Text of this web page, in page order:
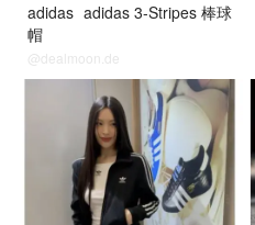
adidas adidas 3-Stripes 棒球
帽
@dealmoon.de